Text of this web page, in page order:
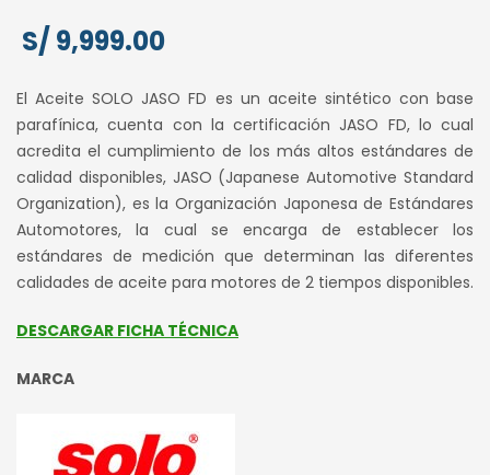
S/ 9,999.00
El Aceite SOLO JASO FD es un aceite sintético con base
parafínica, cuenta con la certificación JASO FD, lo cual
acredita el cumplimiento de los más altos estándares de
calidad disponibles, JASO (Japanese Automotive Standard
Organization), es la Organización Japonesa de Estándares
Automotores, la cual se encarga de establecer los
estándares de medición que determinan las diferentes
calidades de aceite para motores de 2 tiempos disponibles.
DESCARGAR FICHA TÉCNICA
MARCA